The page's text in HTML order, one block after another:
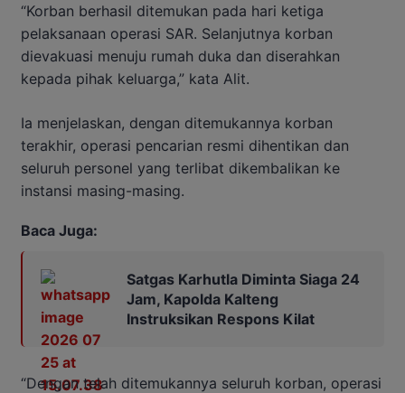
“Korban berhasil ditemukan pada hari ketiga
pelaksanaan operasi SAR. Selanjutnya korban
dievakuasi menuju rumah duka dan diserahkan
kepada pihak keluarga,” kata Alit.
Ia menjelaskan, dengan ditemukannya korban
terakhir, operasi pencarian resmi dihentikan dan
seluruh personel yang terlibat dikembalikan ke
instansi masing-masing.
Baca Juga:
Satgas Karhutla Diminta Siaga 24
Jam, Kapolda Kalteng
Instruksikan Respons Kilat
“Dengan telah ditemukannya seluruh korban, operasi